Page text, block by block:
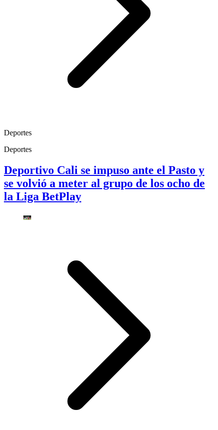
Deportes
Deportes
Deportivo Cali se impuso ante el Pasto y
se volvió a meter al grupo de los ocho de
la Liga BetPlay